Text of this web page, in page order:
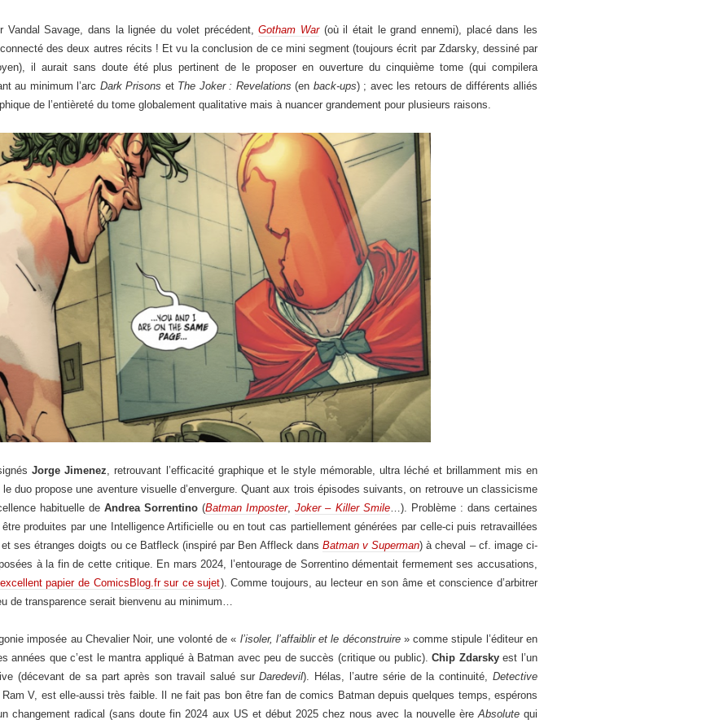
Vandal Savage, dans la lignée du volet précédent,Gotham War(où il était le grand ennemi), placé dans les
des deux autres récits ! Et vu la conclusion de ce mini segment (toujours écrit par Zdarsky, dessiné par
il aurait sans doute été plus pertinent de le proposer en ouverture du cinquième tome (qui compilera
au minimum l’arc Dark Prisons et The Joker : Revelations (en back-ups) ; avec les retours de différents alliés
de l’entièreté du tome globalement qualitative mais à nuancer grandement pour plusieurs raisons.
Jorge Jimenez, retrouvant l’efficacité graphique et le style mémorable, ultra léché et brillamment mis en
duo propose une aventure visuelle d’envergure. Quant aux trois épisodes suivants, on retrouve un classicisme
habituelle de Andrea Sorrentino (Batman Imposter,Joker – Killer Smile…). Problème : dans certaines
produites par une Intelligence Artificielle ou en tout cas partiellement générées par celle-ci puis retravaillées
ses étranges doigts ou ce Batfleck (inspiré par Ben Affleck dans Batman v Superman) à cheval – cf. image ci-
à la fin de cette critique. En mars 2024, l’entourage de Sorrentino démentait fermement ses accusations,
papier de ComicsBlog.fr sur ce sujet). Comme toujours, au lecteur en son âme et conscience d’arbitrer
de transparence serait bienvenu au minimum…
imposée au Chevalier Noir, une volonté de « l’isoler, l’affaiblir et le déconstruire» comme stipule l’éditeur en
années que c’est le mantra appliqué à Batman avec peu de succès (critique ou public).Chip Zdarskyest l’un
(décevant de sa part après son travail salué surDaredevil). Hélas, l’autre série de la continuité,Detective
V, est elle-aussi très faible. Il ne fait pas bon être fan de comics Batman depuis quelques temps, espérons
changement radical (sans doute fin 2024 aux US et début 2025 chez nous avec la nouvelle èreAbsolutequi